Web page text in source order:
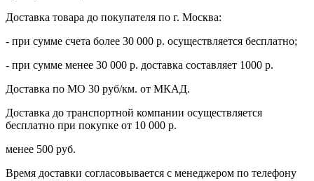
Доставка товара до покупателя по г. Москва:
- при сумме счета более 30 000 р. осуществляется бесплатно;
- при сумме менее 30 000 р. доставка составляет 1000 р.
Доставка по МО 30 руб/км. от МКАД.
Доставка до транспортной компании осуществляется
бесплатно при покупке от 10 000 р.
менее 500 руб.
Время доставки согласовывается с менеджером по телефону